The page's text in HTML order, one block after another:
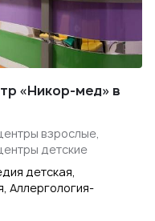
«Никор-мед» в
взрослые,
детские
детская,
Аллергология-